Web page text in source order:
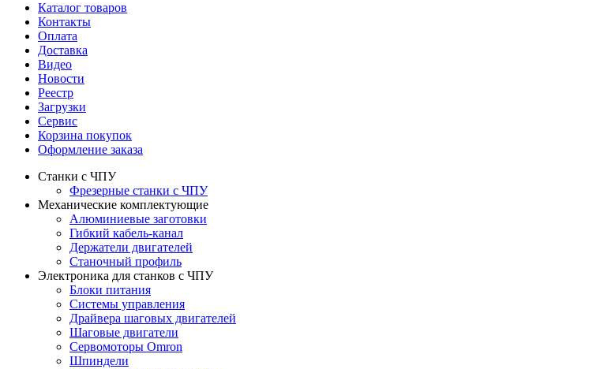
Каталог товаров
Контакты
Оплата
Доставка
Видео
Новости
Реестр
Загрузки
Сервис
Корзина покупок
Оформление заказа
Станки с ЧПУ
Фрезерные станки с ЧПУ
Механические комплектующие
Алюминиевые заготовки
Гибкий кабель-канал
Держатели двигателей
Станочный профиль
Электроника для станков с ЧПУ
Блоки питания
Системы управления
Драйвера шаговых двигателей
Шаговые двигатели
Сервомоторы Omron
Шпиндели